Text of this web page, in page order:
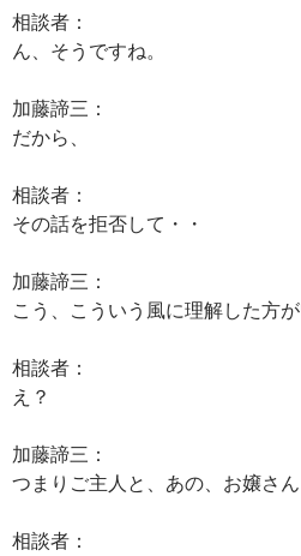
相談者：
ん、そうですね。
加藤諦三：
だから、
相談者：
その話を拒否して・・
加藤諦三：
こう、こういう風に理解した方
相談者：
え？
加藤諦三：
つまりご主人と、あの、お嬢さ
相談者：